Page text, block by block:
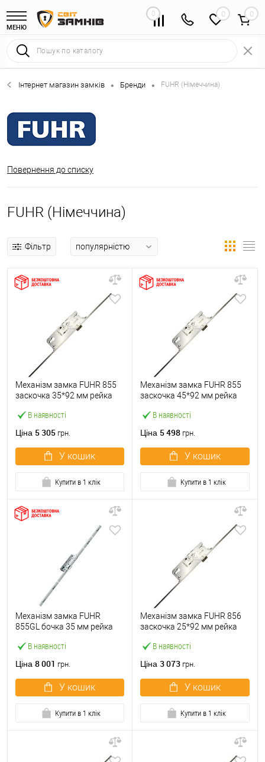
МЕНЮ
0 0
Інтернет магазин замків • Бренди • FUHR (Німеччина)
Повернення до списку
FUHR (Німеччина)
Фільтр
В наявності
Механізм замка FUHR 855
заскочка 35*92 мм рейка
Ціна 5 305 грн.
У кошик
Купити в 1 клік
В наявності
Механізм замка FUHR 855
заскочка 45*92 мм рейка
Ціна 5 498 грн.
У кошик
Купити в 1 клік
В наявності
Механізм замка FUHR
855GL бочка 35 мм рейка
Ціна 8 001 грн.
У кошик
Купити в 1 клік
В наявності
Механізм замка FUHR 856
заскочка 25*92 мм рейка
Ціна 3 073 грн.
У кошик
Купити в 1 клік